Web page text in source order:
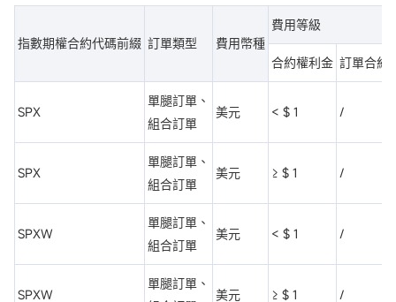
指數期權合約代碼前綴 訂單類型 費用幣種
費用等級
合約權利金 訂單合約
SPX
單腿訂單、
組合訂單
美元 < $ 1 /
SPX
單腿訂單、
組合訂單
美元 ≥ $ 1 /
SPXW
單腿訂單、
組合訂單
美元 < $ 1 /
SPXW
單腿訂單、
美元 ≥ $ 1 /